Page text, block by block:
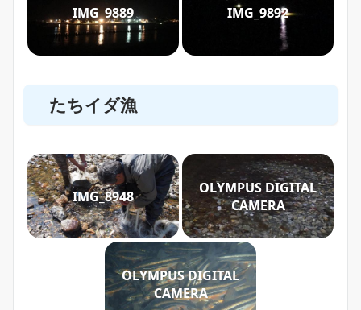
IMG_9889 IMG_9892
たちイダ漁
IMG_8948
OLYMPUS DIGITAL
CAMERA
OLYMPUS DIGITAL
CAMERA